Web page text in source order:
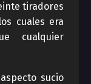
tiradores
cuales era
cualquier
sucio